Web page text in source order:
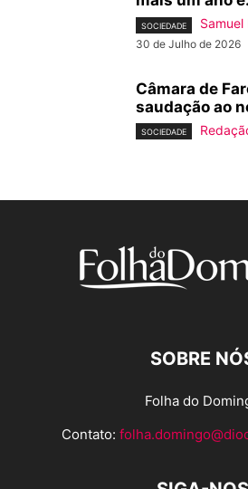
SOCIEDADE Samuel
30 de Julho de 2026
Câmara de
saudação ao
SOCIEDADE
SOBRE
Folha do
Contato: